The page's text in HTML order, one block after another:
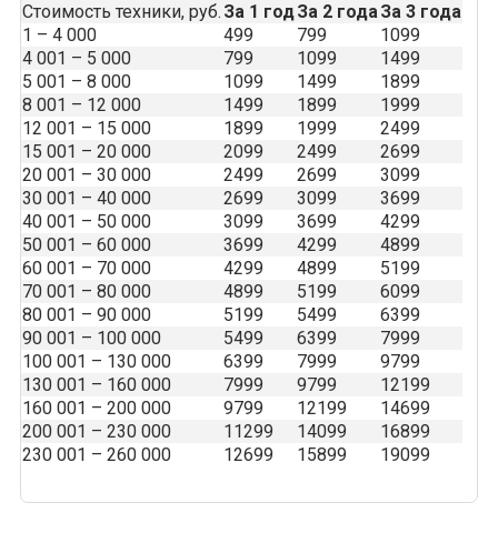
Стоимость техники, руб. За 1 годЗа 2 годаЗа 3 года
1 – 4 000
499 799
1099
4 001 – 5 000
799 1099
1499
5 001 – 8 000
1099 1499
1899
8 001 – 12 000
1499 1899
1999
12 001 – 15 000
1899 1999
2499
15 001 – 20 000
2099 2499
2699
20 001 – 30 000
2499 2699
3099
30 001 – 40 000
2699 3099
3699
40 001 – 50 000
3099 3699
4299
50 001 – 60 000
3699 4299
4899
60 001 – 70 000
4299 4899
5199
70 001 – 80 000
4899 5199
6099
80 001 – 90 000
5199 5499
6399
90 001 – 100 000
5499 6399
7999
100 001 – 130 000
6399 7999
9799
130 001 – 160 000
7999 9799
12199
160 001 – 200 000
9799 12199
14699
200 001 – 230 000
11299 14099
16899
230 001 – 260 000
12699 15899 19099